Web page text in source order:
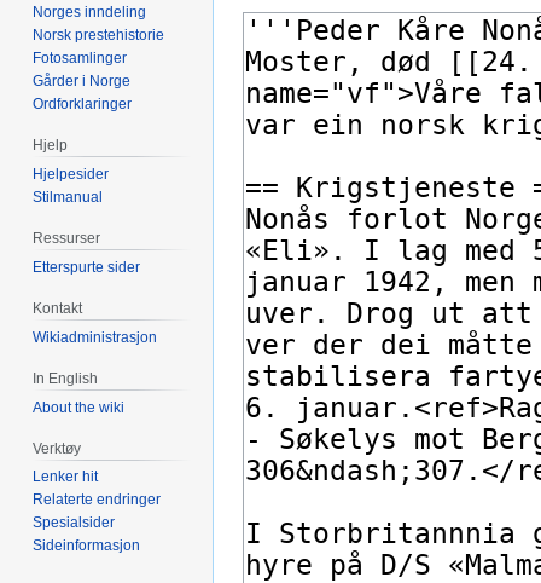
Norges inndeling
Norsk prestehistorie
Fotosamlinger
Gårder i Norge
Ordforklaringer
Hjelp
Hjelpesider
Stilmanual
Ressurser
Etterspurte sider
Kontakt
Wikiadministrasjon
In English
About the wiki
Verktøy
Lenker hit
Relaterte endringer
Spesialsider
Sideinformasjon